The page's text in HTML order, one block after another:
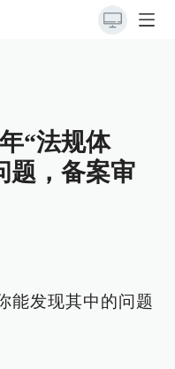
“法规体
题，备案审
能发现其中的问题